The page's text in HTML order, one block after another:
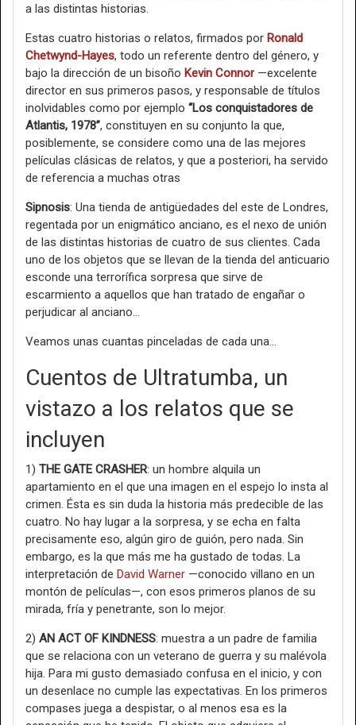
a las distintas historias.
Estas cuatro historias o relatos, firmados por Ronald
Chetwynd-Hayes, todo un referente dentro del género, y
bajo la dirección de un bisoño Kevin Connor—excelente
director en sus primeros pasos, y responsable de títulos
inolvidables como por ejemplo “Los conquistadores de
Atlantis, 1978”, constituyen en su conjunto la que,
posiblemente, se considere como una de las mejores
películas clásicas de relatos, y que a posteriori, ha servido
de referencia a muchas otras
Sipnosis: Una tienda de antigüedades del este de Londres,
regentada por un enigmático anciano, es el nexo de unión
de las distintas historias de cuatro de sus clientes. Cada
uno de los objetos que se llevan de la tienda del anticuario
esconde una terrorífica sorpresa que sirve de
escarmiento a aquellos que han tratado de engañar o
perjudicar al anciano...
Veamos unas cuantas pinceladas de cada una...
Cuentos de Ultratumba, un
vistazo a los relatos que se
incluyen
1) THE GATE CRASHER: un hombre alquila un
apartamiento en el que una imagen en el espejo lo insta al
crimen. Ésta es sin duda la historia más predecible de las
cuatro. No hay lugar a la sorpresa, y se echa en falta
precisamente eso, algún giro de guión, pero nada. Sin
embargo, es la que más me ha gustado de todas. La
interpretación de David Warner —conocido villano en un
montón de películas—, con esos primeros planos de su
mirada, fría y penetrante, son lo mejor.
2) AN ACT OF KINDNESS: muestra a un padre de familia
que se relaciona con un veterano de guerra y su malévola
hija. Para mi gusto demasiado confusa en el inicio, y con
un desenlace no cumple las expectativas. En los primeros
compases juega a despistar, o al menos esa es la